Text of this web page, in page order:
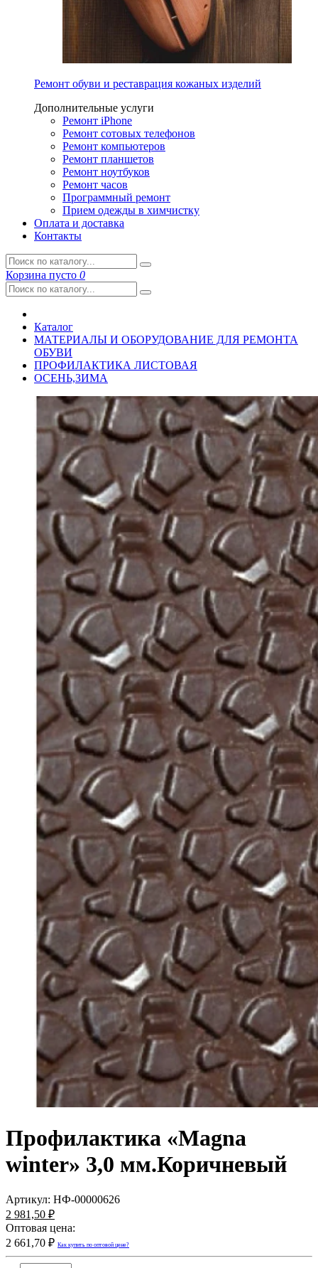
Ремонт обуви и реставрация кожаных изделий
Дополнительные услуги
Ремонт iPhone
Ремонт сотовых телефонов
Ремонт компьютеров
Ремонт планшетов
Ремонт ноутбуков
Ремонт часов
Программный ремонт
Прием одежды в химчистку
Оплата и доставка
Контакты
Корзина пусто 0
Каталог
МАТЕРИАЛЫ И ОБОРУДОВАНИЕ ДЛЯ РЕМОНТА
ОБУВИ
ПРОФИЛАКТИКА ЛИСТОВАЯ
ОСЕНЬ,ЗИМА
Профилактика «Magna
winter» 3,0 мм.Коричневый
Артикул: НФ-00000626
2 981,50 ₽
Оптовая цена:
2 661,70 ₽ Как купить по оптовой цене?